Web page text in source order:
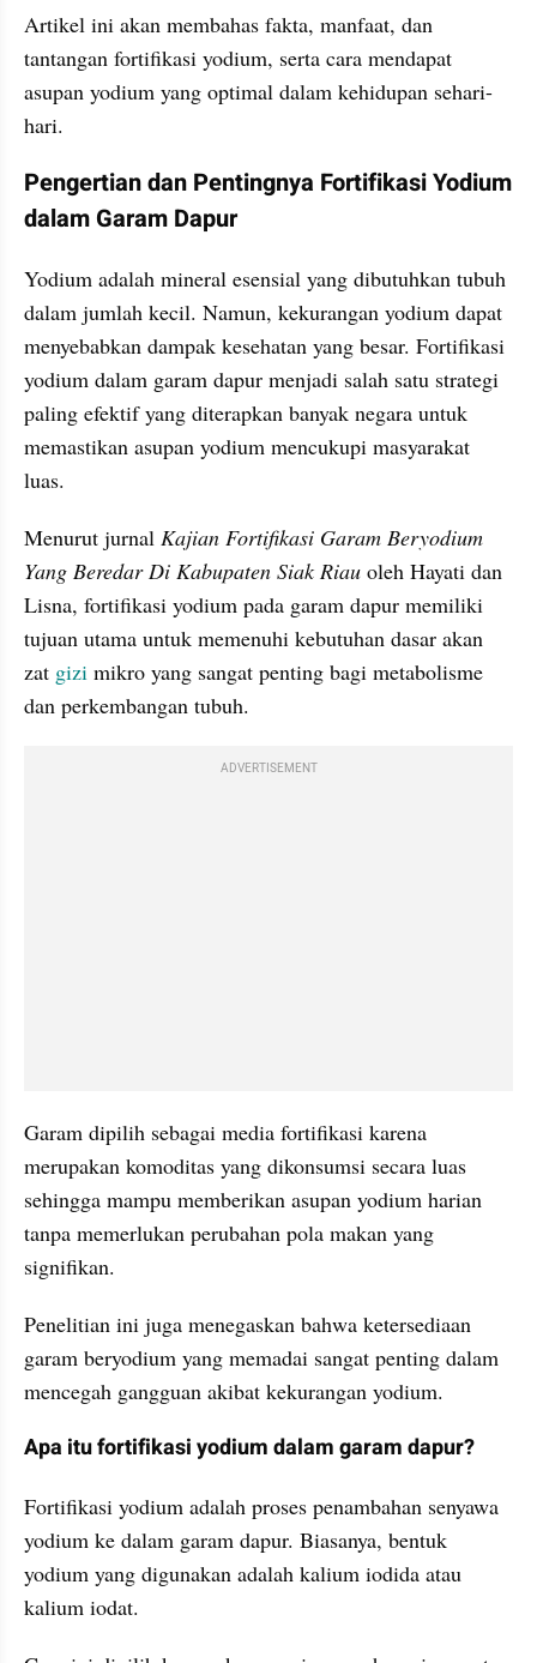
Artikel ini akan membahas fakta, manfaat, dan
tantangan fortifikasi yodium, serta cara mendapat
asupan yodium yang optimal dalam kehidupan sehari-
hari.
Pengertian dan Pentingnya Fortifikasi Yodium
dalam Garam Dapur
Yodium adalah mineral esensial yang dibutuhkan tubuh
dalam jumlah kecil. Namun, kekurangan yodium dapat
menyebabkan dampak kesehatan yang besar. Fortifikasi
yodium dalam garam dapur menjadi salah satu strategi
paling efektif yang diterapkan banyak negara untuk
memastikan asupan yodium mencukupi masyarakat
luas.
Menurut jurnal Kajian Fortifikasi Garam Beryodium
Yang Beredar Di Kabupaten Siak Riau oleh Hayati dan
Lisna, fortifikasi yodium pada garam dapur memiliki
tujuan utama untuk memenuhi kebutuhan dasar akan
zat gizi mikro yang sangat penting bagi metabolisme
dan perkembangan tubuh.
ADVERTISEMENT
Garam dipilih sebagai media fortifikasi karena
merupakan komoditas yang dikonsumsi secara luas
sehingga mampu memberikan asupan yodium harian
tanpa memerlukan perubahan pola makan yang
signifikan.
Penelitian ini juga menegaskan bahwa ketersediaan
garam beryodium yang memadai sangat penting dalam
mencegah gangguan akibat kekurangan yodium.
Apa itu fortifikasi yodium dalam garam dapur?
Fortifikasi yodium adalah proses penambahan senyawa
yodium ke dalam garam dapur. Biasanya, bentuk
yodium yang digunakan adalah kalium iodida atau
kalium iodat.